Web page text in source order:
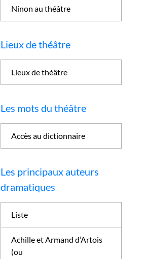
Ninon au théâtre
Lieux de théâtre
Lieux de théâtre
Les mots du théâtre
Accès au dictionnaire
Les principaux auteurs
dramatiques
Liste
Achille et Armand d’Artois
(ou